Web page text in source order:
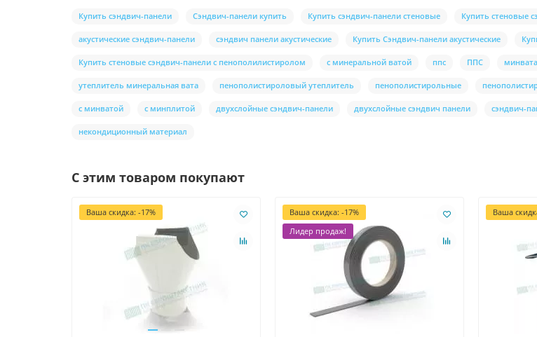
Купить сэндвич-панели Сэндвич-панели купить Купить сэндвич-панели стеновые Купить стеновые
акустические сэндвич-панели сэндвич панели акустические Купить Сэндвич-панели акустические
Купить стеновые сэндвич-панели с пенополилистиролом с минеральной ватой ппс ППС минвата
утеплитель минеральная вата пенополистироловый утеплитель пенополистирольные
с минватой с минплитой двухслойные сэндвич-панели двухслойные сэндвич панели сэндвич-
некондиционный материал
С этим товаром покупают
Ваша скидка: -17%
Ваша скидка: -17%
Лидер продаж!
Ваша